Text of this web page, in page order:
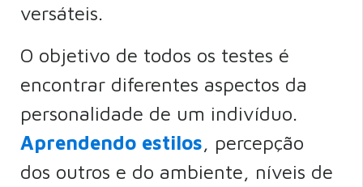
versáteis.
O objetivo de todos os testes é
encontrar diferentes aspectos da
personalidade de um indivíduo.
Aprendendo estilos, percepção
dos outros e do ambiente, níveis de